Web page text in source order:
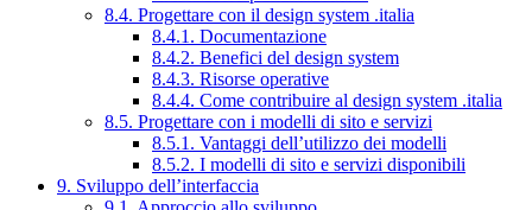
8.4. Progettare con il design system .italia
8.4.1. Documentazione
8.4.2. Benefici del design system
8.4.3. Risorse operative
8.4.4. Come contribuire al design system .italia
8.5. Progettare con i modelli di sito e servizi
8.5.1. Vantaggi dell’utilizzo dei modelli
8.5.2. I modelli di sito e servizi disponibili
9. Sviluppo dell’interfaccia